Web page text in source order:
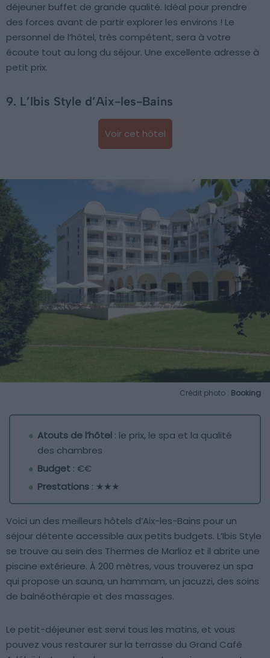
déjeuner buffet de grande qualité. Idéal pour prendre
des forces avant de partir explorer les environs ! Le
personnel de l’hôtel, très compétent, sera à votre
écoute tout au long du séjour. Une excellente adresse à
petit prix.
9. L’Ibis Style d’Aix-les-Bains
Voir cet hôtel
Crédit photo : Booking
Atouts de l’hôtel : le prix, le spa et la qualité
des chambres
Budget : €€
Prestations : ★★★
Voici un des meilleurs hôtels d’Aix-les-Bains pour un
séjour détente accessible aux petits budgets. L’Ibis Style
se trouve au sein des Thermes de Marlioz et il abrite une
piscine extérieure. À 200 mètres, vous trouverez un spa
qui propose un sauna, un hammam, un jacuzzi, des soins
de balnéothérapie et des massages.
Le petit-déjeuner est servi tous les matins, et vous
pouvez vous restaurer sur la terrasse du Grand Café